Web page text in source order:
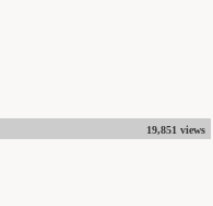
19,851 views